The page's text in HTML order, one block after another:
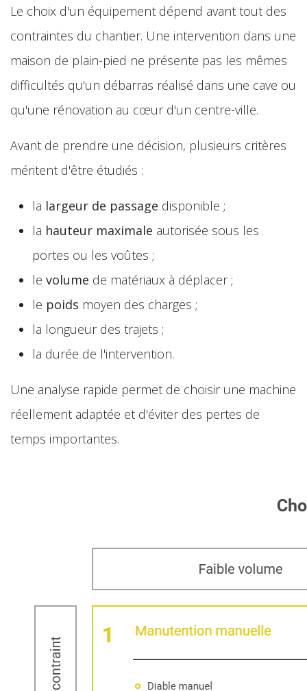
Le choix d'un équipement dépend avant tout des
contraintes du chantier. Une intervention dans une
maison de plain-pied ne présente pas les mêmes
difficultés qu'un débarras réalisé dans une cave ou
qu'une rénovation au cœur d'un centre-ville.
Avant de prendre une décision, plusieurs critères
méritent d'être étudiés :
la largeur de passage disponible ;
la hauteur maximale autorisée sous les
portes ou les voûtes ;
le volume de matériaux à déplacer ;
le poids moyen des charges ;
la longueur des trajets ;
la durée de l'intervention.
Une analyse rapide permet de choisir une machine
réellement adaptée et d'éviter des pertes de
temps importantes.